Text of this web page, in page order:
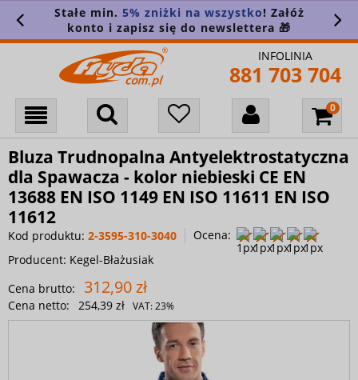
Stałe min. 5% zniżki na wszystko! Załóż
konto i zapisz się do newslettera 🎁
INFOLINIA
881 703 704
Bluza Trudnopalna Antyelektrostatyczna
dla Spawacza - kolor niebieski CE EN
13688 EN ISO 1149 EN ISO 11611 EN ISO
11612
Kod produktu: 2-3595-310-3040
Ocena:
Producent: Kegel-Błażusiak
Cena brutto:
312,90 zł
Cena netto: 254,39 zł VAT:23%